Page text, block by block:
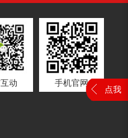
动 手机官网
点我